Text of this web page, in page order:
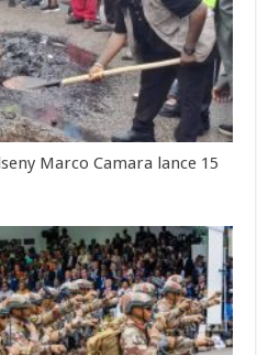
Marco Camara lance 15